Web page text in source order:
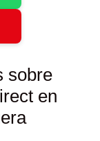
sobre
en